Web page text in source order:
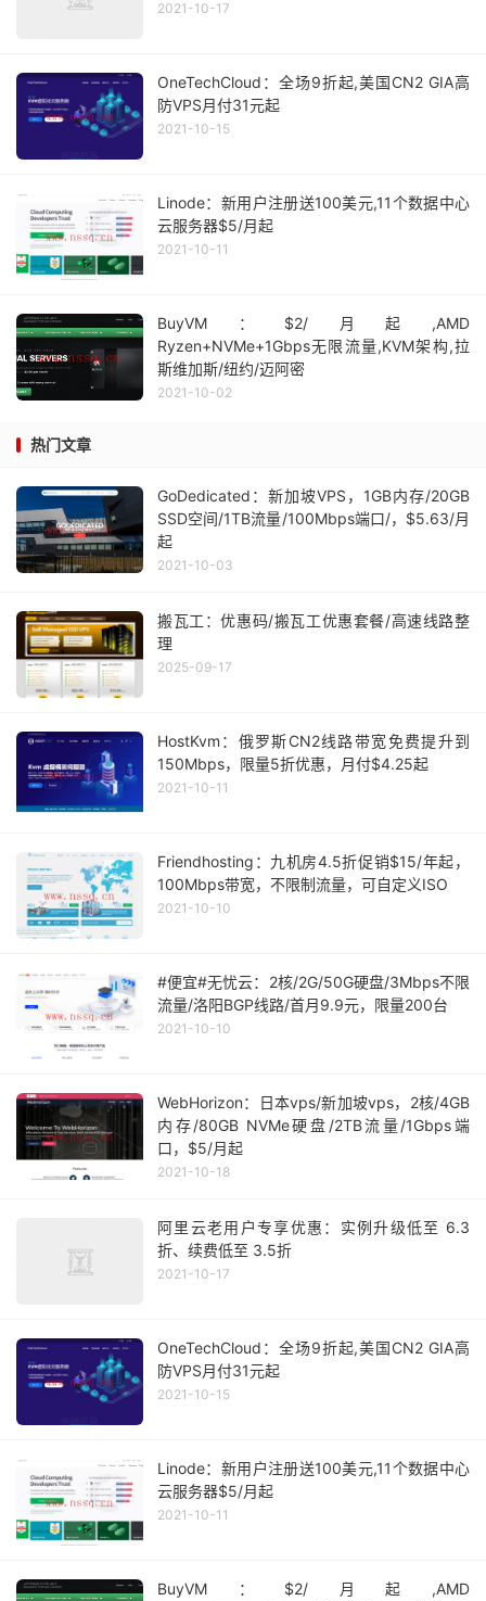
2021-10-17
OneTechCloud：全场9折起,美国CN2 GIA高
防VPS月付31元起
2021-10-15
Linode：新用户注册送100美元,11个数据中心
云服务器$5/月起
2021-10-11
BuyVM：$2/月起,AMD
Ryzen+NVMe+1Gbps无限流量,KVM架构,拉
斯维加斯/纽约/迈阿密
2021-10-02
热门文章
GoDedicated：新加坡VPS，1GB内存/20GB
SSD空间/1TB流量/100Mbps端口/，$5.63/月
起
2021-10-03
搬瓦工：优惠码/搬瓦工优惠套餐/高速线路整
理
2025-09-17
HostKvm：俄罗斯CN2线路带宽免费提升到
150Mbps，限量5折优惠，月付$4.25起
2021-10-11
Friendhosting：九机房4.5折促销$15/年起，
100Mbps带宽，不限制流量，可自定义ISO
2021-10-10
#便宜#无忧云：2核/2G/50G硬盘/3Mbps不限
流量/洛阳BGP线路/首月9.9元，限量200台
2021-10-10
WebHorizon：日本vps/新加坡vps，2核/4GB
内存/80GB NVMe硬盘/2TB流量/1Gbps端
口，$5/月起
2021-10-18
阿里云老用户专享优惠：实例升级低至 6.3
折、续费低至 3.5折
2021-10-17
OneTechCloud：全场9折起,美国CN2 GIA高
防VPS月付31元起
2021-10-15
Linode：新用户注册送100美元,11个数据中心
云服务器$5/月起
2021-10-11
BuyVM：$2/月起,AMD